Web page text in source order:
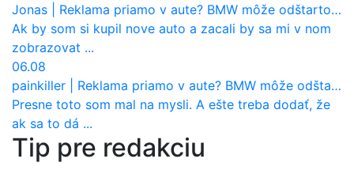
Jonas
Reklama priamo v aute? BMW môže odštartovať nový trend
Ak by som si kupil nove auto a zacali by sa mi v nom
zobrazovat ...
06.08
painkiller
Reklama priamo v aute? BMW môže odštartovať nový trend
Presne toto som mal na mysli. A ešte treba dodať, že
ak sa to dá ...
Tip pre redakciu